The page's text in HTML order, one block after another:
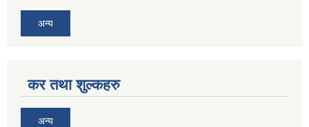
अन्य
कर तथा शुल्कहरु
अन्य